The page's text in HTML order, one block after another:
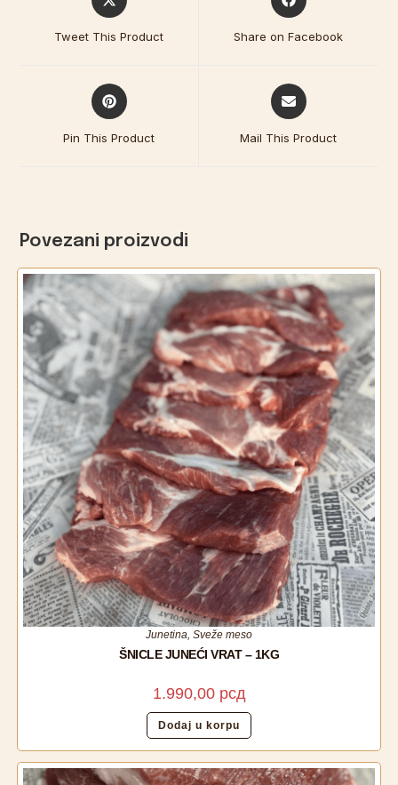
Tweet This Product Share on Facebook
Pin This Product Mail This Product
Povezani proizvodi
Junetina, Sveže meso
ŠNICLE JUNEĆI VRAT – 1KG
1.990,00 рсд
Dodaj u korpu